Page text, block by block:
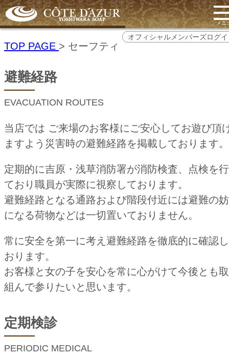
オフィシャルメンバーズログ
TOP PAGE > セーフティ
避難経路
EVACUATION ROUTES
当店では ご来場のお客様にご安心してお遊び頂
ますよう災害時の避難経路を掲載しております。
定期的に吉原・浅草消防署が消防検査、点検を
ており職員が実際に視察しております。
避難経路となる通路および階段付近には避難の
になる荷物などは一切置いておりません。
常に安全を第一に考え避難経路を徹底的に確認
おります。
お客様と女の子を安心を常に心がけて今後とも
組んで参りたいと思います。
定期検診
PERIODIC MEDICAL
メニ